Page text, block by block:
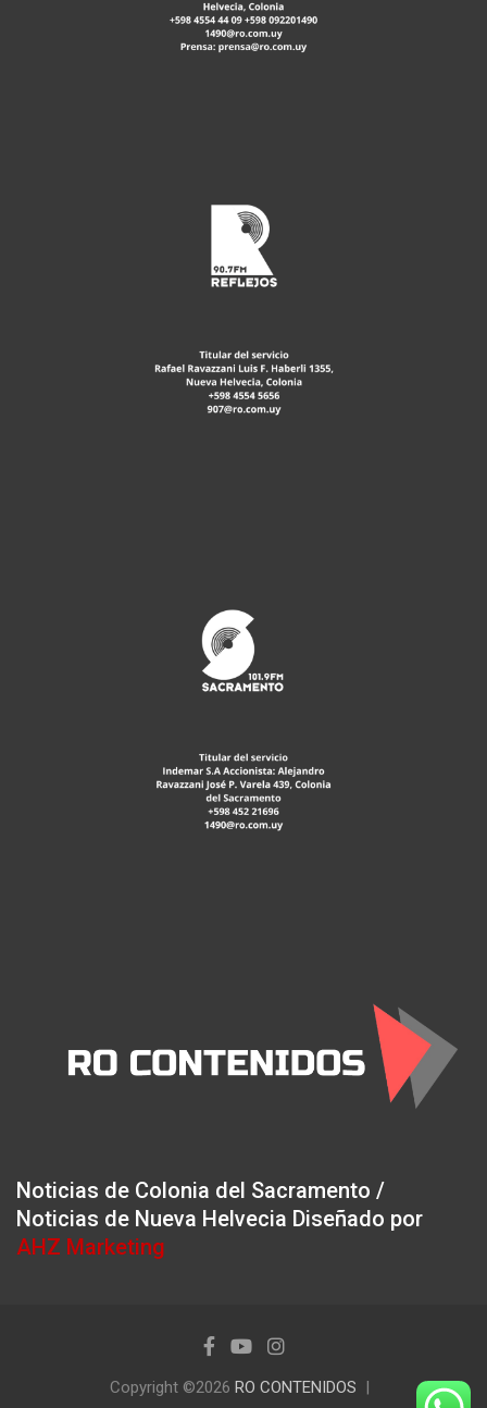
Noticias de Colonia del Sacramento /
Noticias de Nueva Helvecia Diseñado por
AHZ Marketing
Copyright ©2026 RO CONTENIDOS